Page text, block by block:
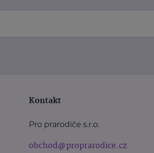
Kontakt
Pro prarodiče s.r.o.
obchod@proprarodice.cz